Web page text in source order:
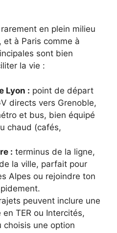
en plein milieu
et à Paris comme à
sont bien
la vie :
Lyon : point de départ
directs vers Grenoble,
et bus, bien équipé
chaud (cafés,
: terminus de la ligne,
la ville, parfait pour
Alpes ou rejoindre ton
peuvent inclure une
TER ou Intercités,
choisis une option